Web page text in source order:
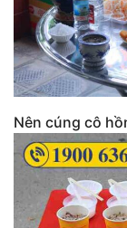
Nên cúng cô